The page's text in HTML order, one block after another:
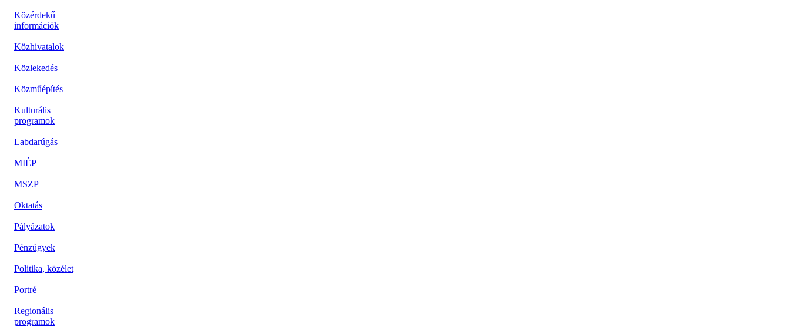
Közérdekű
információk
Közhivatalok
Közlekedés
Közműépítés
Kulturális
programok
Labdarúgás
MIÉP
MSZP
Oktatás
Pályázatok
Pénzügyek
Politika, közélet
Portré
Regionális
programok